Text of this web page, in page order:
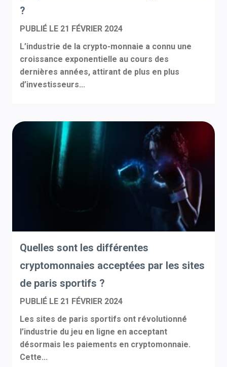
?
PUBLIÉ LE 21 FÉVRIER 2024
L’industrie de la crypto-monnaie a connu une
croissance exponentielle au cours des
dernières années, attirant de plus en plus
d’investisseurs...
Quelles sont les différentes
cryptomonnaies acceptées par les sites
de paris sportifs ?
PUBLIÉ LE 21 FÉVRIER 2024
Les sites de paris sportifs ont révolutionné
l’industrie du jeu en ligne en acceptant
désormais les paiements en cryptomonnaie.
Cette...